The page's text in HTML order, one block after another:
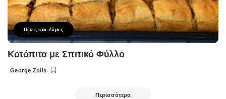
Πίτες και Ζύμες
Κοτόπιτα με Σπιτικό Φύλλο
Posted
George Zolis
Περισσότερα